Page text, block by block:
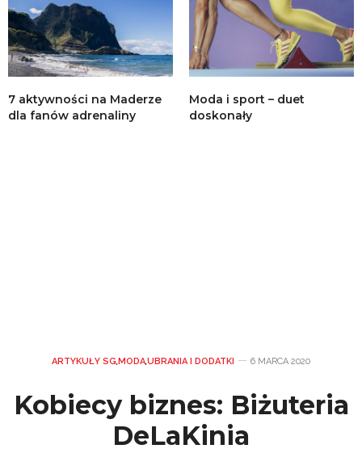
7 aktywności na Maderze
dla fanów adrenaliny
Moda i sport – duet
doskonały
ARTYKUŁY SG,MODA,UBRANIA I DODATKI 6 MARCA 2020
Kobiecy biznes: Biżuteria
DeLaKinia